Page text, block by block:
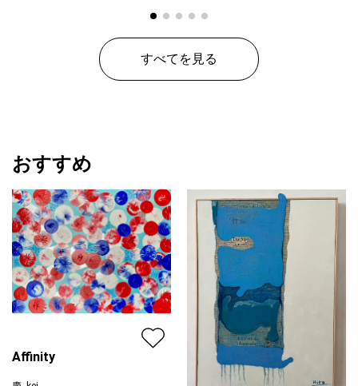
すべてを見る
おすすめ
Affinity